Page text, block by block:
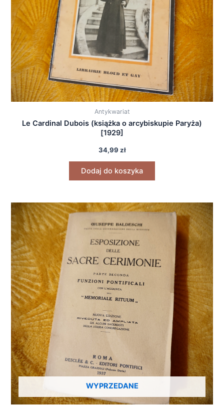
Antykwariat
Le Cardinal Dubois (książka o arcybiskupie Paryża)
[1929]
34,99 zł
Dodaj do koszyka
WYPRZEDANE